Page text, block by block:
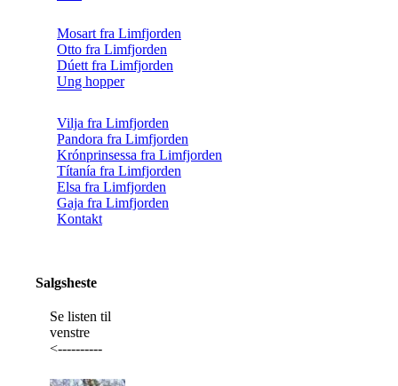
Mosart fra Limfjorden
Otto fra Limfjorden
Dúett fra Limfjorden
Ung hopper
Vilja fra Limfjorden
Pandora fra Limfjorden
Krónprinsessa fra Limfjorden
Títanía fra Limfjorden
Elsa fra Limfjorden
Gaja fra Limfjorden
Kontakt
Salgsheste
Se listen til
venstre
<----------